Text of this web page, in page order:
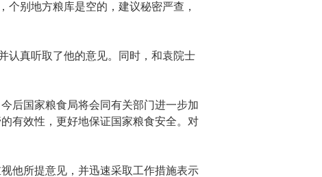
别地方粮库是空的，建议秘密严查，
真听取了他的意见。同时，和袁院士
后国家粮食局将会同有关部门进一步加
有效性，更好地保证国家粮食安全。对
他所提意见，并迅速采取工作措施表示